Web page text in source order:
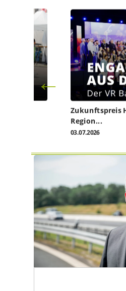
Zukunftspreis
Region...
03.07.2026